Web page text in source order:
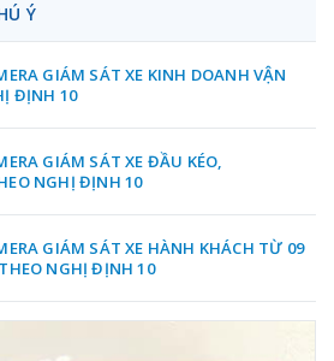
Ý
GIÁM SÁT XE KINH DOANH VẬN
ĐỊNH 10
GIÁM SÁT XE ĐẦU KÉO,
NGHỊ ĐỊNH 10
GIÁM SÁT XE HÀNH KHÁCH TỪ 09
NGHỊ ĐỊNH 10